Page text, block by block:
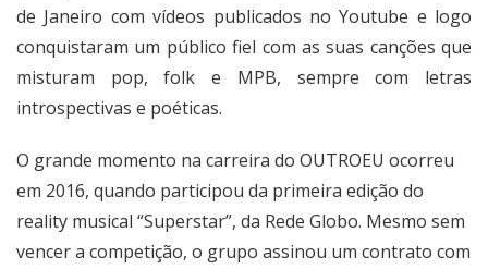
de Janeiro com vídeos publicados no Youtube e logo
conquistaram um público fiel com as suas canções que
misturam pop, folk e MPB, sempre com letras
introspectivas e poéticas.
O grande momento na carreira do OUTROEU ocorreu
em 2016, quando participou da primeira edição do
reality musical “Superstar”, da Rede Globo. Mesmo sem
vencer a competição, o grupo assinou um contrato com